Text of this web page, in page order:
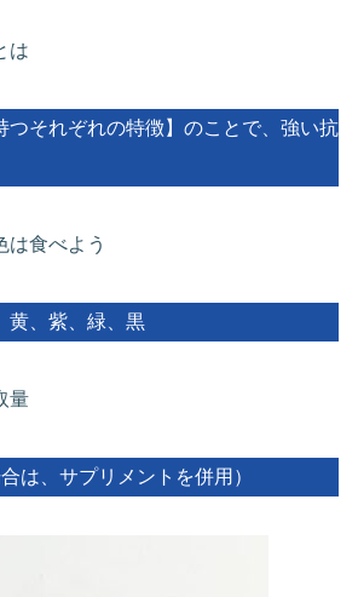
は
つそれぞれの特徴】のことで、強い抗
は食べよう
黄、紫、緑、黒
量
は、サプリメントを併用）